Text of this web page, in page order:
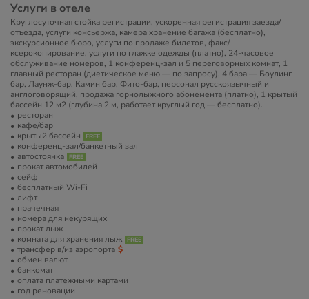
Услуги в отеле
Круглосуточная стойка регистрации, ускоренная регистрация заезда/
отъезда, услуги консьержа, камера хранение багажа (бесплатно),
экскурсионное бюро, услуги по продаже билетов, факс/
ксерокопирование, услуги по глажке одежды (платно), 24-часовое
обслуживание номеров, 1 конференц-зал и 5 переговорных комнат, 1
главный ресторан (диетическое меню — по запросу), 4 бара — Боулинг
бар, Лаунж-бар, Камин бар, Фито-бар, персонал русскоязычный и
англоговорящий, продажа горнолыжного абонемента (платно), 1 крытый
бассейн 12 м2 (глубина 2 м, работает круглый год — бесплатно).
ресторан
кафе/бар
крытый бассейн
конференц-зал/банкетный зал
автостоянка
прокат автомобилей
сейф
бесплатный Wi-Fi
лифт
прачечная
номера для некурящих
прокат лыж
комната для хранения лыж
трансфер в/из аэропорта
обмен валют
банкомат
оплата платежными картами
год реновации